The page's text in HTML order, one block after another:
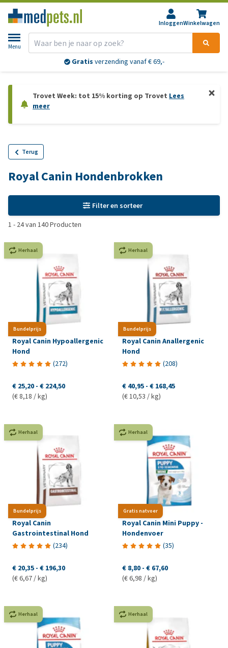
InloggenWinkelwagen
Menu
Gratis verzending vanaf € 69,-
Trovet Week: tot 15% korting op Trovet Lees
meer
Terug
Royal Canin Hondenbrokken
Filter en sorteer
1 - 24van 140Producten
Bundelprijs
Herhaal
Royal Canin Hypoallergenic
Hond
(272)
€ 25,20 - € 224,50
(€ 8,18 / kg)
Bundelprijs
Herhaal
Royal Canin Anallergenic
Hond
(208)
€ 40,95 - € 168,45
(€ 10,53 / kg)
Bundelprijs
Herhaal
Royal Canin
Gastrointestinal Hond
(234)
€ 20,35 - € 196,30
(€ 6,67 / kg)
Gratis natvoer
Herhaal
Royal Canin Mini Puppy -
Hondenvoer
(35)
€ 8,80 - € 67,60
(€ 6,98 / kg)
Herhaal Herhaal